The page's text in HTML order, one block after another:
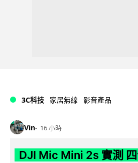
3C科技 家居無線 影音產品
Vin 16 小時
DJI Mic Mini 2s 實測